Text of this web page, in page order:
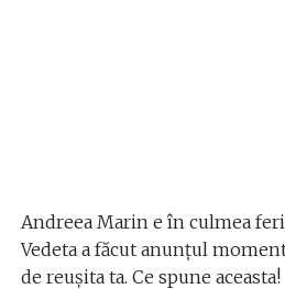
Andreea Marin e în culmea
Vedeta a făcut anunțul
de reușita ta. Ce spune aceasta!